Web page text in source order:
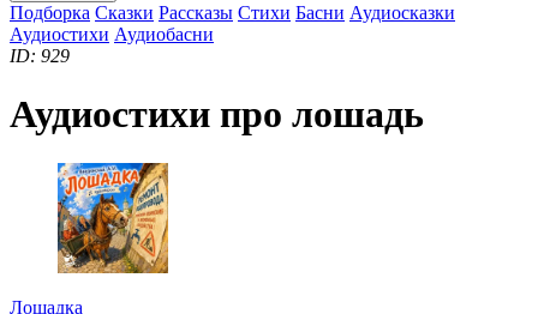
Подборка Сказки Рассказы Стихи Басни Аудиосказки
Аудиостихи Аудиобасни
ID: 929
Аудиостихи про лошадь
Лошадка